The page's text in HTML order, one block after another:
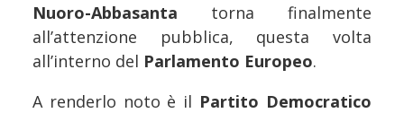
Nuoro-Abbasanta torna finalmente
all’attenzione pubblica, questa volta
all’interno del Parlamento Europeo.
A renderlo noto è il Partito Democratico